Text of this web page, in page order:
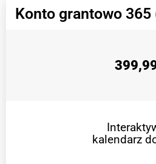
Konto grantowo
kalendarz